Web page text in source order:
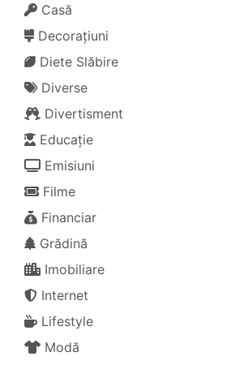
Casă
Decorațiuni
Diete Slăbire
Diverse
Divertisment
Educație
Emisiuni
Filme
Financiar
Grădină
Imobiliare
Internet
Lifestyle
Modă